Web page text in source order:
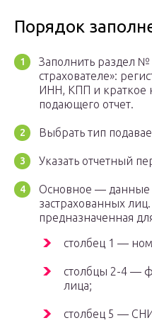
Порядок
Заполнить раздел №
страхователе»:
ИНН, КПП и краткое
подающего отчет.
Выбрать тип
Указать отчетный
Основное — данные
застрахованных
предназначенная
столбец 1 —
столбцы 2-4 —
лица;
столбец 5 —